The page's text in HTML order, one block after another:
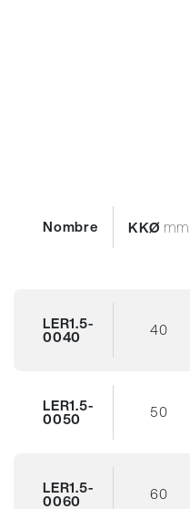
Nombre KKØ mm
LER1.5-
0040 40
LER1.5-
0050 50
LER1.5-
0060 60